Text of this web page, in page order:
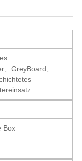
、GreyBoard、
Box